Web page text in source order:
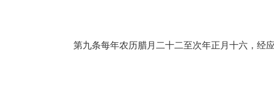
第九条每年农历腊月二十二至次年正月十六，经应